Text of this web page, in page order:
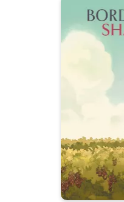
-
17/09/2025
“Le plaisir